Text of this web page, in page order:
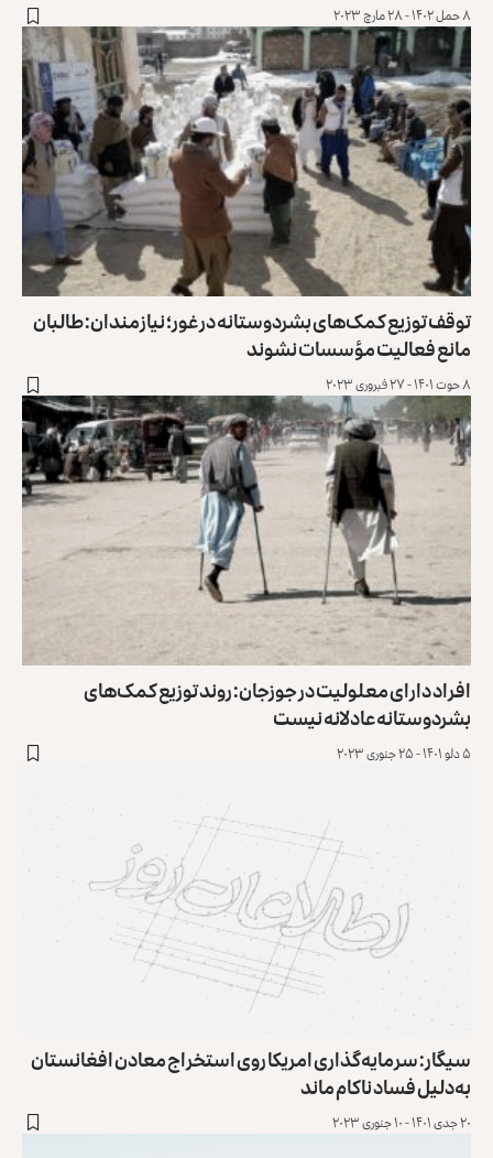
۸ حمل ۱۴۰۲ - ۲۸ مارچ ۲۰۲۳
توقف توزیع کمک‌های بشردوستانه در غور؛ نیازمندان: طالبان
مانع فعالیت مؤسسات نشوند
۸ حوت ۱۴۰۱ - ۲۷ فبروری ۲۰۲۳
افراد دارای معلولیت در جوزجان: روند توزیع کمک‌های
بشردوستانه عادلانه نیست
۵ دلو ۱۴۰۱ - ۲۵ جنوری ۲۰۲۳
سیگار: سرمایه‌گذاری امریکا روی استخراج معادن افغانستان
به‌دلیل فساد ناکام ماند
۲۰ جدی ۱۴۰۱ - ۱۰ جنوری ۲۰۲۳